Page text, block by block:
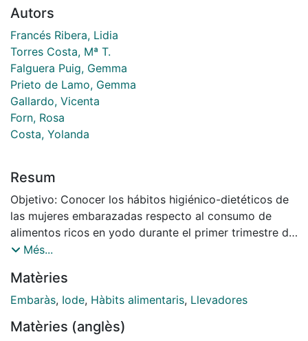
Autors
Francés Ribera, Lidia
Torres Costa, Mª T.
Falguera Puig, Gemma
Prieto de Lamo, Gemma
Gallardo, Vicenta
Forn, Rosa
Costa, Yolanda
Resum
Objetivo: Conocer los hábitos higiénico-dietéticos de
las mujeres embarazadas respecto al consumo de
alimentos ricos en yodo durante el primer trimestre de
la gestación. Material y método: Estudio
Se estudiaron las mujeres embarazadas en el primer
trimestre de la gestación que acudieron a la consulta
la salud sexual y reproductiva (ASSIR) de la Región
Més...
Matèries
Embaràs, Iode, Hàbits alimentaris, Llevadores
Matèries (anglès)